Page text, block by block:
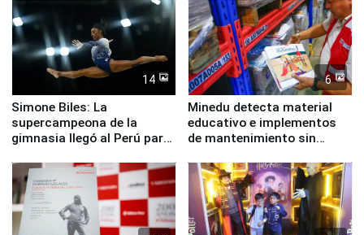
14
Simone Biles: La
supercampeona de la
gimnasia llegó al Perú para
Panamericanos Lima 2027
6
Minedu detecta material
educativo e implementos
de mantenimiento sin
la UGEL 2